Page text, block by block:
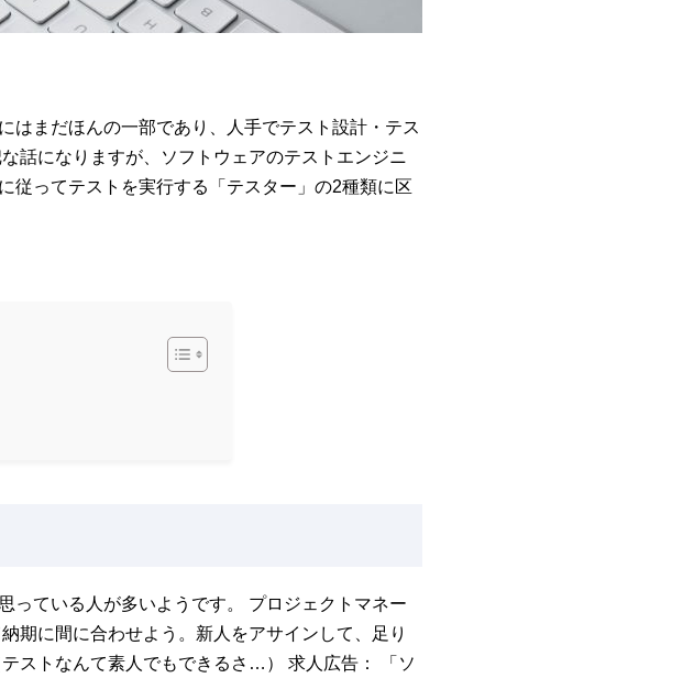
はまだほんの一部であり、人手でテスト設計・テス
話になりますが、ソフトウェアのテストエンジニ
従ってテストを実行する「テスター」の2種類に区
っている人が多いようです。 プロジェクトマネー
期に間に合わせよう。新人をアサインして、足り
ストなんて素人でもできるさ…） 求人広告： 「ソ